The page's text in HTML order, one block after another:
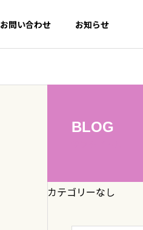
お問い合わせ お知らせ
BLOG
カテゴリーなし